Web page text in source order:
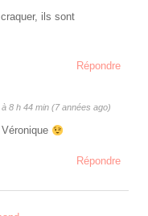
ils sont
Répondre
8 h 44 min (7 années ago)
Répondre